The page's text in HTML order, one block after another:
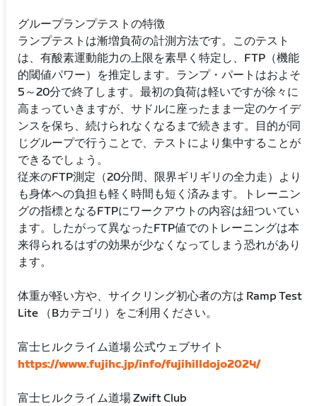
グループランプテストの特徴
ランプテストは漸増負荷の計測方法です。このテスト
は、有酸素運動能力の上限を素早く特定し、FTP（機能
的閾値パワー）を推定します。ランプ・パートはおよそ
5～20分で終了します。最初の負荷は軽いですが徐々に
高まっていきますが、サドルに座ったまま一定のケイデ
ンスを保ち、続けられなくなるまで続きます。目的が同
じグループで行うことで、テストにより集中することが
できるでしょう。
従来のFTP測定（20分間、限界ギリギリの全力走）より
も身体への負担も軽く時間も短く済みます。トレーニン
グの指標となるFTPにワークアウトの内容は紐ついてい
ます。したがって異なったFTP値でのトレーニングは本
来得られるはずの効果が少なくなってしまう恐れがあり
ます。
体重が軽い方や、サイクリング初心者の方は Ramp Test
Lite （Bカテゴリ）をご利用ください。
富士ヒルクライム道場 公式ウェブサイト
https://www.fujihc.jp/info/fujihilldojo2024/
富士ヒルクライム道場 Zwift Club